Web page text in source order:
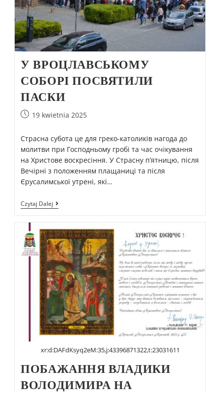
У ВРОЦЛАВСЬКОМУ
СОБОРІ ПОСВЯТИЛИ
ПАСКИ
19 kwietnia 2025
Страсна субота це для греко-католиків нагода до
молитви при Господньому гробі та час очікування
на Христове воскресіння. У Страсну п’ятницю, після
Вечірні з положенням плащаниці та після
Єрусалимської утрені, які…
Czytaj Dalej
xr:d:DAFdKsyq2eM:35,j:43396871322,t:23031611
ПОБАЖАННЯ ВЛАДИКИ
ВОЛОДИМИРА НА